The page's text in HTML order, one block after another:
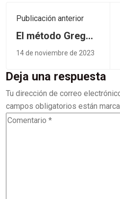
Publicación anterior
El método Greg
Prévôt
14 de noviembre de 2023
Deja una respuesta
Tu dirección de correo
campos obligatorios están